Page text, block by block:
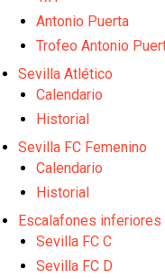
Análisis I Quién es y
Miguel Sierra: La
OFICIAL | Juanlu se
Antonio Puerta
Trofeo Antonio
Sevilla Atlético
Calendario
Historial
Sevilla FC Femenino
Calendario
Historial
Escalafones inferiores
Sevilla FC C
Sevilla FC D